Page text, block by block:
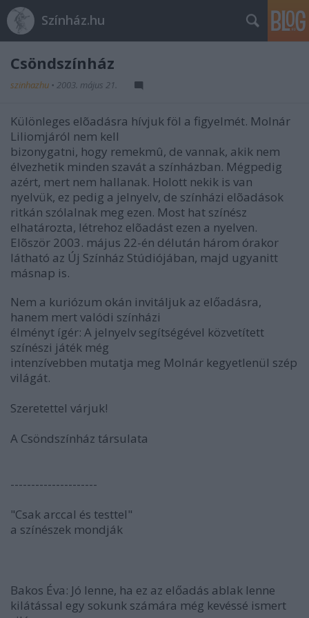
Színház.hu
Csöndszínház
szinhazhu • 2003. május 21.
Különleges elõadásra hívjuk föl a figyelmét. Molnár
Liliomjáról nem kell
bizonygatni, hogy remekmû, de vannak, akik nem
élvezhetik minden szavát a színházban. Mégpedig
azért, mert nem hallanak. Holott nekik is van
nyelvük, ez pedig a jelnyelv, de színházi elõadások
ritkán szólalnak meg ezen. Most hat színész
elhatározta, létrehoz elõadást ezen a nyelven.
Elõször 2003. május 22-én délután három órakor
látható az Új Színház Stúdiójában, majd ugyanitt
másnap is.
Nem a kuriózum okán invitáljuk az előadásra,
hanem mert valódi színházi
élményt ígér: A jelnyelv segítségével közvetített
színészi játék még
intenzívebben mutatja meg Molnár kegyetlenül szép
világát.
Szeretettel várjuk!
A Csöndszínház társulata
---------------------
"Csak arccal és testtel"
a színészek mondják
Bakos Éva: Jó lenne, ha ez az előadás ablak lenne 
kilátással egy sokunk számára még kevéssé ismert